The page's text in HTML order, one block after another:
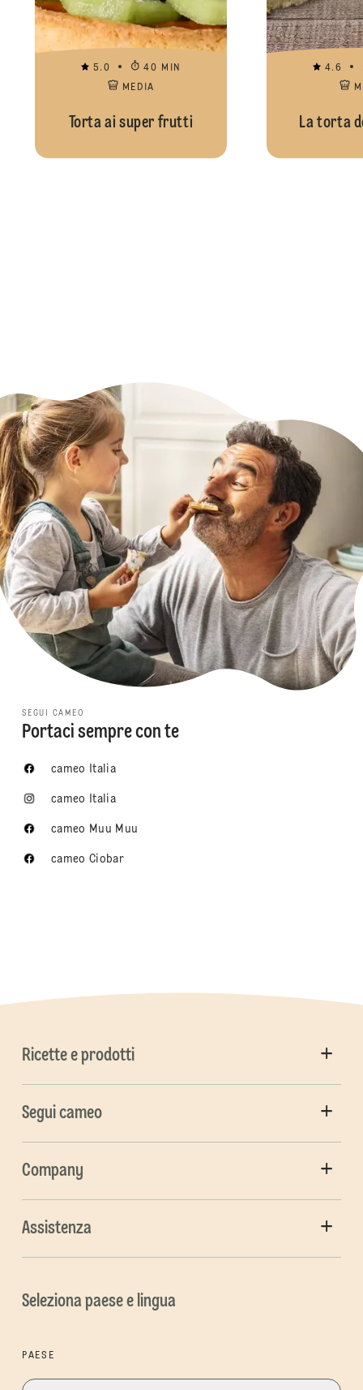
5.0
40 MIN
MEDIA
Torta ai super frutti
4.6
La torta
SEGUI CAMEO
Portaci sempre con te
cameo Italia
cameo Italia
cameo Muu Muu
cameo Ciobar
Ricette e prodotti
Segui cameo
Company
Assistenza
Seleziona paese e lingua
PAESE